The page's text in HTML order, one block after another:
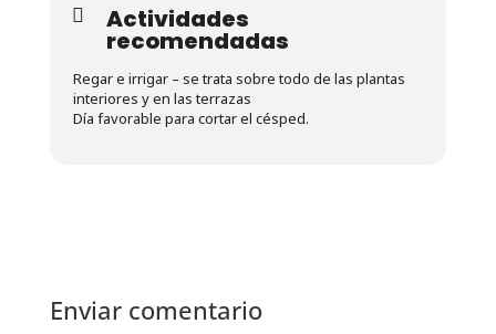
Actividades
recomendadas
Regar e irrigar – se trata sobre todo de las plantas
interiores y en las terrazas
Día favorable para cortar el césped.
Enviar comentario